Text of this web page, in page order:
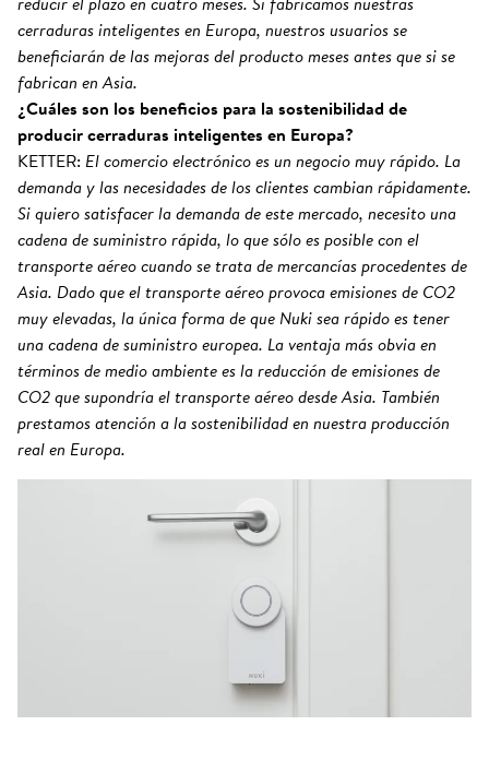
cerraduras inteligentes en Europa, nuestros usuarios se
beneficiarán de las mejoras del producto meses antes que si se
fabrican en Asia.
¿Cuáles son los beneficios para la sostenibilidad de
producir cerraduras inteligentes en Europa?
KETTER: El comercio electrónico es un negocio muy rápido. La
demanda y las necesidades de los clientes cambian rápidamente.
Si quiero satisfacer la demanda de este mercado, necesito una
cadena de suministro rápida, lo que sólo es posible con el
transporte aéreo cuando se trata de mercancías procedentes de
Asia. Dado que el transporte aéreo provoca emisiones de CO2
muy elevadas, la única forma de que Nuki sea rápido es tener
una cadena de suministro europea. La ventaja más obvia en
términos de medio ambiente es la reducción de emisiones de
CO2 que supondría el transporte aéreo desde Asia. También
prestamos atención a la sostenibilidad en nuestra producción
real en Europa.